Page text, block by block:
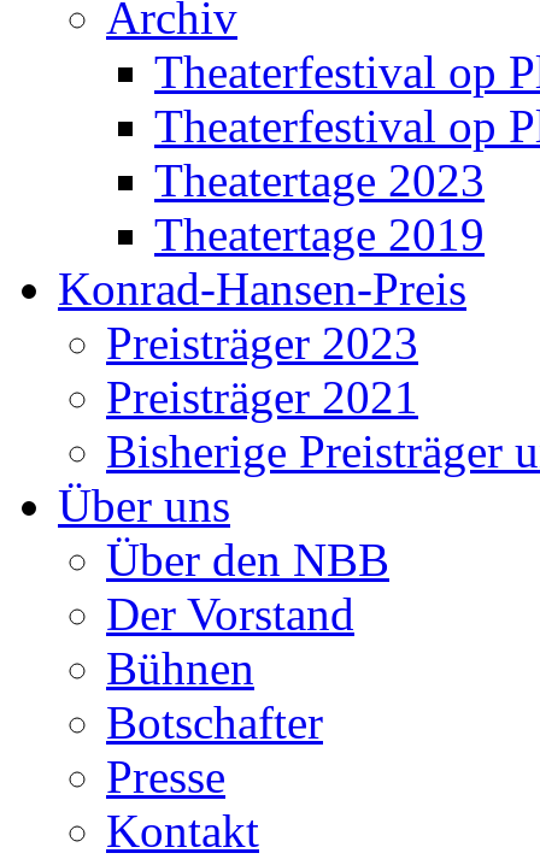
Archiv
Theaterfestival op
Theaterfestival op
Theatertage 2023
Theatertage 2019
Konrad-Hansen-Preis
Preisträger 2023
Preisträger 2021
Bisherige Preisträger
Über uns
Über den NBB
Der Vorstand
Bühnen
Botschafter
Presse
Kontakt